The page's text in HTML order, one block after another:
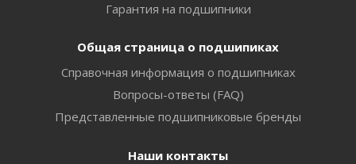
Гарантия на подшипники
Общая страница о подшипиках
Справочная информация о подшипниках
Вопросы-ответы (FAQ)
Представленные подшипниковые бренды
Наши контакты